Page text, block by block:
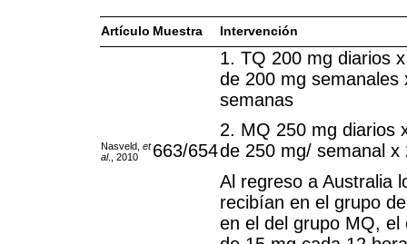
Artículo Muestra Intervención
Nasveld, et
al., 2010 663/654
1. TQ 200 mg diarios
de 200 mg semanales
semanas
2. MQ 250 mg diarios
de 250 mg/ semanal x
Al regreso a Australia
recibían en el grupo
en el del grupo MQ, el